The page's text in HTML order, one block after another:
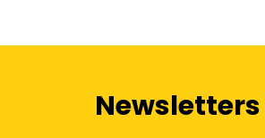
Newsletters